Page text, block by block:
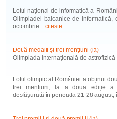
Lotul național de informatică al
Olimpiadei balcanice de
octombrie....citeste
Două medalii și trei mențiuni (la)
Olimpiada internațională de astrofizică
Lotul olimpic al României a obținut
trei mențiuni, la a doua ediție a
desfășurată în perioada 21-28 august,